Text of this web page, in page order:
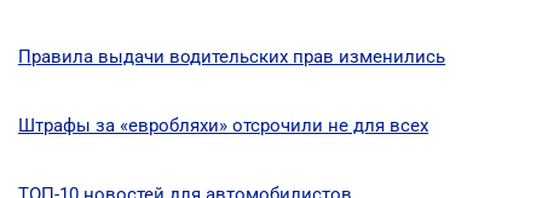
Правила выдачи водительских прав изменились
Штрафы за «евробляхи» отсрочили не для всех